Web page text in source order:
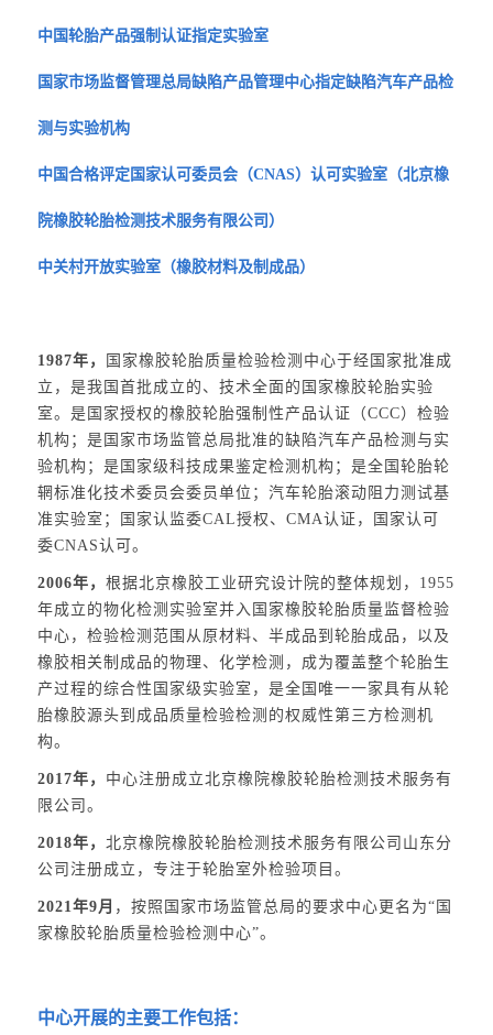
中国轮胎产品强制认证指定实验室
国家市场监督管理总局缺陷产品管理中心指定缺陷汽车产品检
测与实验机构
中国合格评定国家认可委员会（CNAS）认可实验室（北京橡
院橡胶轮胎检测技术服务有限公司）
中关村开放实验室（橡胶材料及制成品）
1987年，
国家橡胶轮胎质量检验检测中心于经国家批准成
立，是我国首批成立的、技术全面的国家橡胶轮胎实验
室。是国家授权的橡胶轮胎强制性产品认证（CCC）检验
机构；是国家市场监管总局批准的缺陷汽车产品检测与实
验机构；是国家级科技成果鉴定检测机构；是全国轮胎轮
辋标准化技术委员会委员单位；汽车轮胎滚动阻力测试基
准实验室；国家认监委CAL授权、CMA认证，国家认可
委CNAS认可。
2006年，根据北京橡胶工业研究设计院的整体规划，1955
年成立的物化检测实验室并入国家橡胶轮胎质量监督检验
中心，检验检测范围从原材料、半成品到轮胎成品，以及
橡胶相关制成品的物理、化学检测，成为覆盖整个轮胎生
产过程的综合性国家级实验室，是全国唯一一家具有从轮
胎橡胶源头到成品质量检验检测的权威性第三方检测机
构。
2017年， 中心注册成立北京橡院橡胶轮胎检测技术服务有
限公司。
2018年，北京橡院橡胶轮胎检测技术服务有限公司山东分
公司注册成立，专注于轮胎室外检验项目。
2021年9月 ，按照国家市场监管总局的要求中心更名为“国
家橡胶轮胎质量检验检测中心”。
中心开展的主要工作包括：